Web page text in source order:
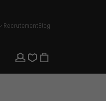
RecrutementBlog